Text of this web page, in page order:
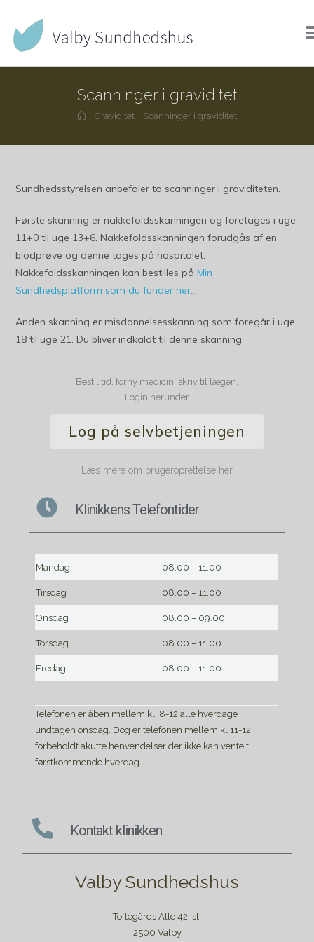
Scanninger i graviditet
Graviditet Scanninger i graviditet
Sundhedsstyrelsen anbefaler to scanninger i graviditeten.
Første skanning er nakkefoldsskanningen og foretages i uge
11+0 til uge 13+6. Nakkefoldsskanningen forudgås af en
blodprøve og denne tages på hospitalet.
Nakkefoldsskanningen kan bestilles påMin
Sundhedsplatform som du funder her…
Anden skanning er misdannelsesskanning som foregår i uge
18 til uge 21. Du bliver indkaldt til denne skanning.
Bestil tid, forny medicin, skriv til lægen.
Login herunder
Log på selvbetjeningen
Læs mere om brugeroprettelse her
Klinikkens Telefontider
Mandag 08.00 – 11.00
Tirsdag 08.00 – 11.00
Onsdag 08.00 – 09.00
Torsdag 08.00 – 11.00
Fredag 08.00 – 11.00
Telefonen er åben mellem kl. 8-12 alle hverdage
undtagen onsdag. Dog er telefonen mellem kl 11-12
forbeholdt akutte henvendelser der ikke kan vente til
førstkommende hverdag.
Kontakt klinikken
Valby Sundhedshus
Toftegårds Alle 42, st.
2500 Valby